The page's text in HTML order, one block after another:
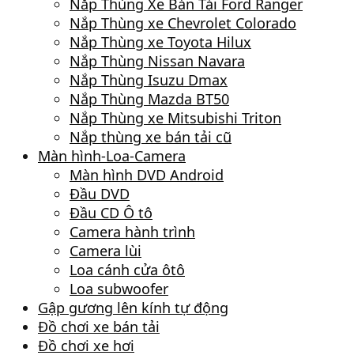
Nắp Thùng Xe Bán Tải Ford Ranger
Nắp Thùng xe Chevrolet Colorado
Nắp Thùng xe Toyota Hilux
Nắp Thùng Nissan Navara
Nắp Thùng Isuzu Dmax
Nắp Thùng Mazda BT50
Nắp Thùng xe Mitsubishi Triton
Nắp thùng xe bán tải cũ
Màn hình-Loa-Camera
Màn hình DVD Android
Đầu DVD
Đầu CD Ô tô
Camera hành trình
Camera lùi
Loa cánh cửa ôtô
Loa subwoofer
Gập gương lên kính tự động
Đồ chơi xe bán tải
Đồ chơi xe hơi